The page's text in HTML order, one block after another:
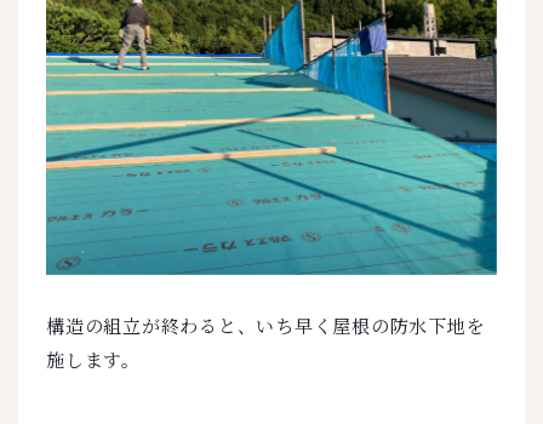
構造の組立が終わると、いち早く屋根の防水下地を
施します。